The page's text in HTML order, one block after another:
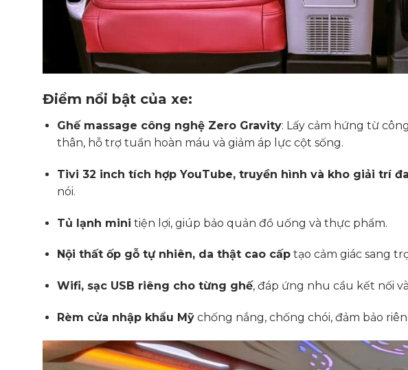
Điểm nổi bật của xe:
Ghế massage công nghệ Zero Gravity: Lấy cảm hứng từ
thân, hỗ trợ tuần hoàn máu và giảm áp lực cột sống.
Tivi 32 inch tích hợp YouTube, truyền hình và kho giải trí
nói.
Tủ lạnh mini tiện lợi, giúp bảo quản đồ uống và thực phẩm.
Nội thất ốp gỗ tự nhiên, da thật cao cấptạo cảm giác sang
Wifi, sạc USB riêng cho từng ghế, đáp ứng nhu cầu kết nối
Rèm cửa nhập khẩu Mỹchống nắng, chống chói, đảm bảo